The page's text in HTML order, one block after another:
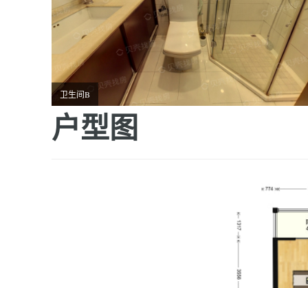
卫生间B
户型图